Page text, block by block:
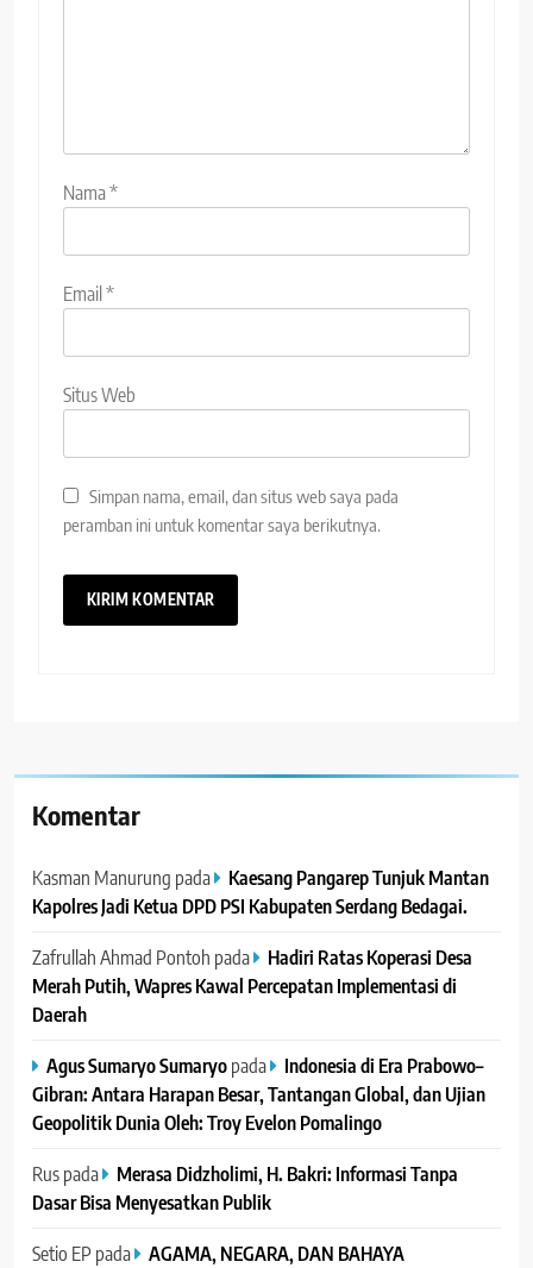
Nama*
Email *
Situs Web
Simpan nama, email, dan situs web saya pada
peramban ini untuk komentar saya berikutnya.
Komentar
Kasman Manurung pada
Kaesang Pangarep Tunjuk Mantan
Kapolres Jadi Ketua DPD PSI Kabupaten Serdang Bedagai. ‎ ‎
Zafrullah Ahmad Pontoh pada
Hadiri Ratas Koperasi Desa
Merah Putih, Wapres Kawal Percepatan Implementasi di
Daerah
Agus Sumaryo Sumaryopada
Indonesia di Era Prabowo–
Gibran: Antara Harapan Besar, Tantangan Global, dan Ujian
Geopolitik Dunia Oleh: Troy Evelon Pomalingo
Ruspada
Merasa Didzholimi, H. Bakri: Informasi Tanpa
Dasar Bisa Menyesatkan Publik
Setio EP pada
AGAMA, NEGARA, DAN BAHAYA